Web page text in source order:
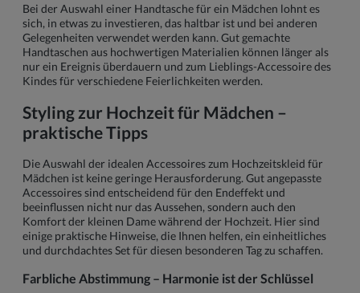
Bei der Auswahl einer Handtasche für ein Mädchen lohnt es
sich, in etwas zu investieren, das haltbar ist und bei anderen
Gelegenheiten verwendet werden kann. Gut gemachte
Handtaschen aus hochwertigen Materialien können länger als
nur ein Ereignis überdauern und zum Lieblings-Accessoire des
Kindes für verschiedene Feierlichkeiten werden.
Styling zur Hochzeit für Mädchen –
praktische Tipps
Die Auswahl der idealen Accessoires zum Hochzeitskleid für
Mädchen ist keine geringe Herausforderung. Gut angepasste
Accessoires sind entscheidend für den Endeffekt und
beeinflussen nicht nur das Aussehen, sondern auch den
Komfort der kleinen Dame während der Hochzeit. Hier sind
einige praktische Hinweise, die Ihnen helfen, ein einheitliches
und durchdachtes Set für diesen besonderen Tag zu schaffen.
Farbliche Abstimmung – Harmonie ist der Schlüssel